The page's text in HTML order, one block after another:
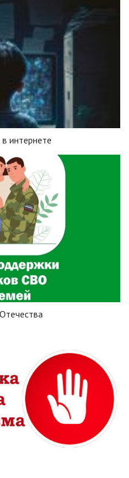
интернете